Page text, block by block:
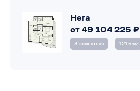
Нега
от 49 104 225 ₽
3‑комнатная 121.5 м2